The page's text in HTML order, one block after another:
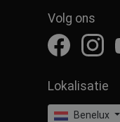
Volg ons
Lokalisatie
Benelux